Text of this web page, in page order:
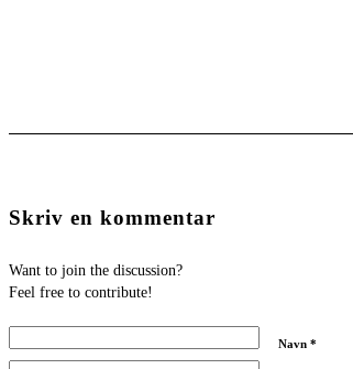
Skriv en kommentar
Want to join the discussion?
Feel free to contribute!
Navn *